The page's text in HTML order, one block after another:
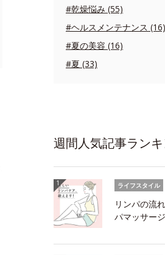
#乾燥悩み (55)
#ヘルスメンテナンス (16)
#夏の美容 (16)
#夏 (33)
週間人気記事ラン
ライフスタイル
リンパの流
パマッサー